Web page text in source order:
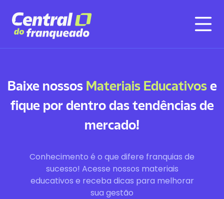
Baixe nossos Materiais Educativose
fique por dentro das tendências de
mercado!
Conhecimento é o que difere franquias de
sucesso! Acesse nossos materiais
educativos e receba dicas para melhorar
sua gestão